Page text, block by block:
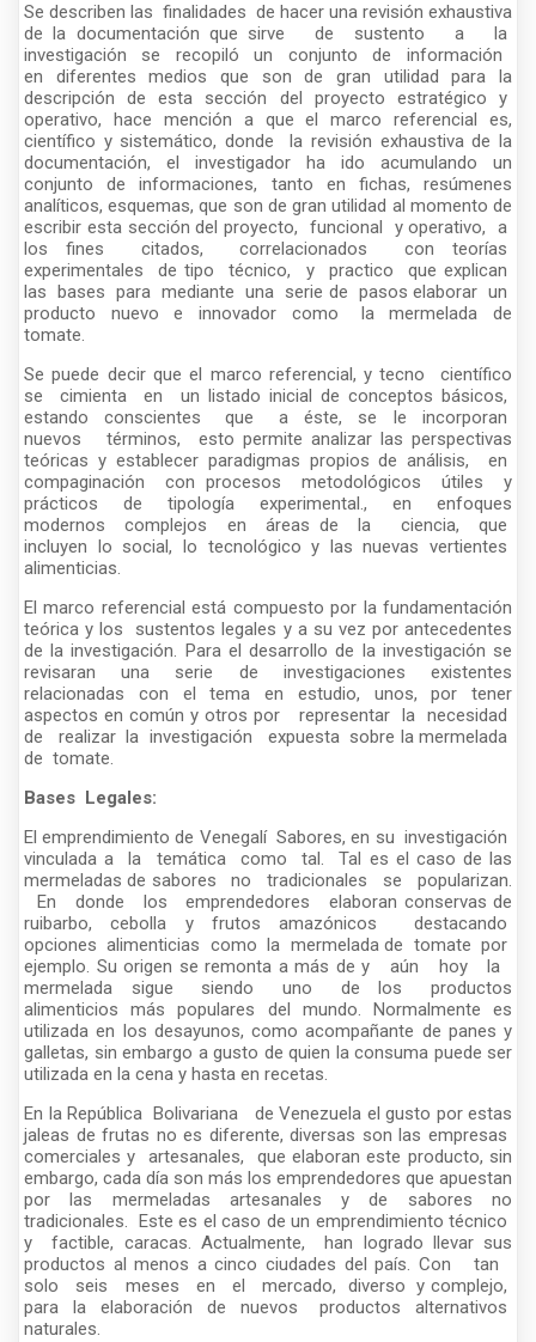
Se describen las finalidades de hacer una revisión exhaustiva
de la documentación que sirve de sustento a la
investigación se recopiló un conjunto de información
en diferentes medios que son de gran utilidad para la
descripción de esta sección del proyecto estratégico y
operativo, hace mención a que el marco referencial es,
científico y sistemático, donde la revisión exhaustiva de la
documentación, el investigador ha ido acumulando un
conjunto de informaciones, tanto en fichas, resúmenes
analíticos, esquemas, que son de gran utilidad al momento de
escribir esta sección del proyecto, funcional y operativo, a
los fines citados, correlacionados con teorías
experimentales de tipo técnico, y practico que explican
las bases para mediante una serie de pasos elaborar un
producto nuevo e innovador como la mermelada de
tomate.
Se puede decir que el marco referencial, y tecno científico
se cimienta en un listado inicial de conceptos básicos,
estando conscientes que a éste, se le incorporan
nuevos términos, esto permite analizar las perspectivas
teóricas y establecer paradigmas propios de análisis, en
compaginación con procesos metodológicos útiles y
prácticos de tipología experimental., en enfoques
modernos complejos en áreas de la ciencia, que
incluyen lo social, lo tecnológico y las nuevas vertientes
alimenticias.
El marco referencial está compuesto por la fundamentación
teórica y los sustentos legales y a su vez por antecedentes
de la investigación. Para el desarrollo de la investigación se
revisaran una serie de investigaciones existentes
relacionadas con el tema en estudio, unos, por tener
aspectos en común y otros por representar la necesidad
de realizar la investigación expuesta sobre la mermelada
de tomate.
Bases Legales:
El emprendimiento de Venegalí Sabores, en su investigación
vinculada a la temática como tal. Tal es el caso de las
mermeladas de sabores no tradicionales se popularizan.
En donde los emprendedores elaboran conservas de
ruibarbo, cebolla y frutos amazónicos destacando
opciones alimenticias como la mermelada de tomate por
ejemplo. Su origen se remonta a más de y aún hoy la
mermelada sigue siendo uno de los productos
alimenticios más populares del mundo. Normalmente es
utilizada en los desayunos, como acompañante de panes y
galletas, sin embargo a gusto de quien la consuma puede ser
utilizada en la cena y hasta en recetas.
En la República Bolivariana de Venezuela el gusto por estas
jaleas de frutas no es diferente, diversas son las empresas
comerciales y artesanales, que elaboran este producto, sin
embargo, cada día son más los emprendedores que apuestan
por las mermeladas artesanales y de sabores no
tradicionales. Este es el caso de un emprendimiento técnico
y factible, caracas. Actualmente, han logrado llevar sus
productos al menos a cinco ciudades del país. Con tan
solo seis meses en el mercado, diverso y complejo,
para la elaboración de nuevos productos alternativos
naturales.